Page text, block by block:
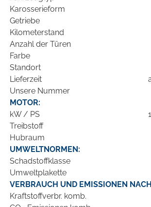
Karosserieform
Getriebe
Kilometerstand
Anzahl der Türen
Farbe
Standort
Lieferzeit
Unsere Nummer
MOTOR:
kW / PS
Treibstoff
Hubraum
UMWELTNORMEN:
Schadstoffklasse
Umweltplakette
VERBRAUCH UND EMISSIONEN
Kraftstoffverbr. komb.